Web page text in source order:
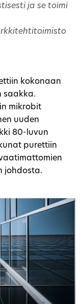
ja se toimi
kokonaan
saakka.
mikrobit
uuden
80-luvun
purettiin
johdosta.